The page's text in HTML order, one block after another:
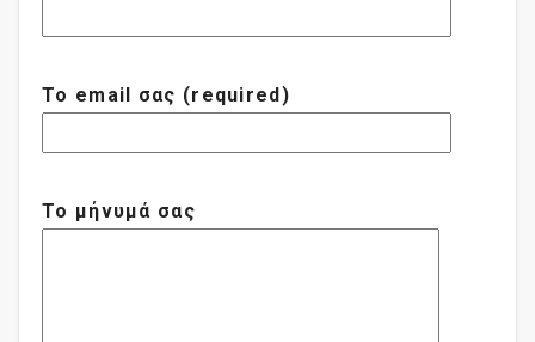
Το email σας (required)
Το μήνυμά σας